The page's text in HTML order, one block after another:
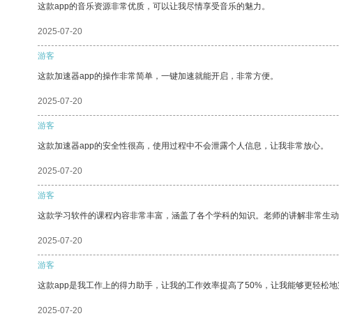
这款app的音乐资源非常优质，可以让我尽情享受音乐的魅力。
2025-07-20
游客
这款加速器app的操作非常简单，一键加速就能开启，非常方便。
2025-07-20
游客
这款加速器app的安全性很高，使用过程中不会泄露个人信息，让我非常放心。
2025-07-20
游客
这款学习软件的课程内容非常丰富，涵盖了各个学科的知识。老师的讲解非常生
2025-07-20
游客
这款app是我工作上的得力助手，让我的工作效率提高了50%，让我能够更轻松地
2025-07-20